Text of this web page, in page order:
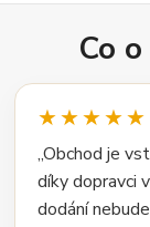
Co
★★★★★
„Obchod je
díky dopravci
dodání